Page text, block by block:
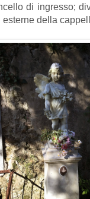
di ingresso;
della